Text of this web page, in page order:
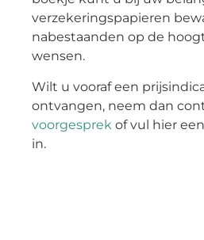
verzekeringspapieren
nabestaanden op de
wensen.
Wilt u vooraf een
ontvangen, neem dan
voorgesprek of vul hier een
in.